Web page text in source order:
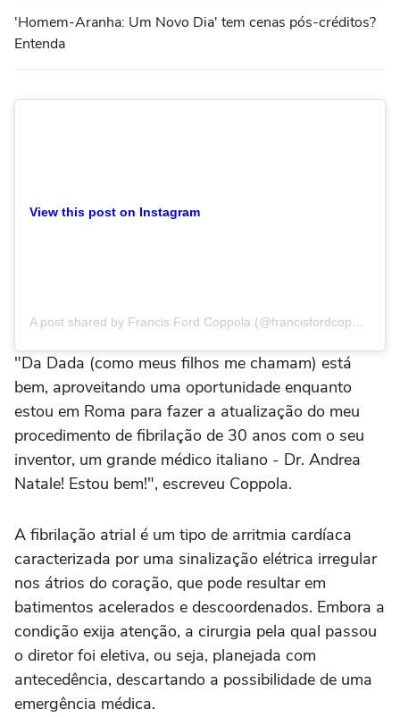
'Homem-Aranha: Um Novo Dia' tem cenas pós-créditos?
Entenda
View this post on Instagram
A post shared by Francis Ford Coppola (@francisfordcoppola)
"Da Dada (como meus filhos me chamam) está
bem, aproveitando uma oportunidade enquanto
estou em Roma para fazer a atualização do meu
procedimento de fibrilação de 30 anos com o seu
inventor, um grande médico italiano - Dr. Andrea
Natale! Estou bem!", escreveu Coppola.
A fibrilação atrial é um tipo de arritmia cardíaca
caracterizada por uma sinalização elétrica irregular
nos átrios do coração, que pode resultar em
batimentos acelerados e descoordenados. Embora a
condição exija atenção, a cirurgia pela qual passou
o diretor foi eletiva, ou seja, planejada com
antecedência, descartando a possibilidade de uma
emergência médica.